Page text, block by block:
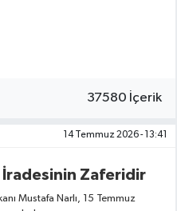
37580 İçerik
14 Temmuz 2026 - 13:41
İradesinin Zaferidir
Mustafa Narlı, 15 Temmuz